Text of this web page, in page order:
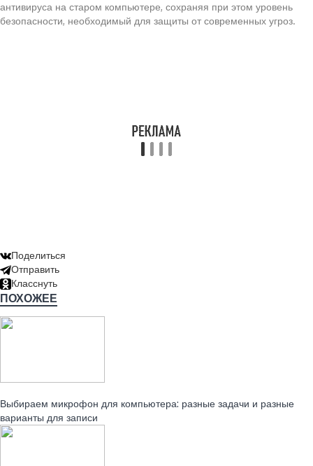
антивируса на старом компьютере, сохраняя при этом уровень
безопасности, необходимый для защиты от современных угроз.
Поделиться
Отправить
Класснуть
ПОХОЖЕЕ
Выбираем микрофон для компьютера: разные задачи и разные
варианты для записи